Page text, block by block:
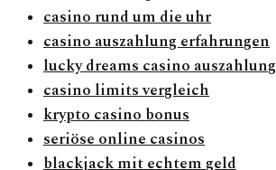
casino rund um die uhr
casino auszahlung erfahrungen
lucky dreams casino auszahlung
casino limits vergleich
krypto casino bonus
seriöse online casinos
blackjack mit echtem geld